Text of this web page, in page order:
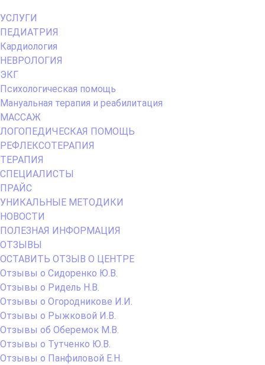
Primary
Menu
УСЛУГИ
ПЕДИАТРИЯ
Кардиология
НЕВРОЛОГИЯ
ЭКГ
Психологическая помощь
Мануальная терапия и реабилитация
МАССАЖ
ЛОГОПЕДИЧЕСКАЯ ПОМОЩЬ
РЕФЛЕКСОТЕРАПИЯ
ТЕРАПИЯ
СПЕЦИАЛИСТЫ
ПРАЙС
УНИКАЛЬНЫЕ МЕТОДИКИ
НОВОСТИ
ПОЛЕЗНАЯ ИНФОРМАЦИЯ
ОТЗЫВЫ
ОСТАВИТЬ ОТЗЫВ О ЦЕНТРЕ
Отзывы о Сидоренко Ю.В.
Отзывы о Ридель Н.В.
Отзывы о Огородникове И.И.
Отзывы о Рыжковой И.В.
Отзывы об Оберемок М.В.
Отзывы о Тутченко Ю.В.
Отзывы о Панфиловой Е.Н.